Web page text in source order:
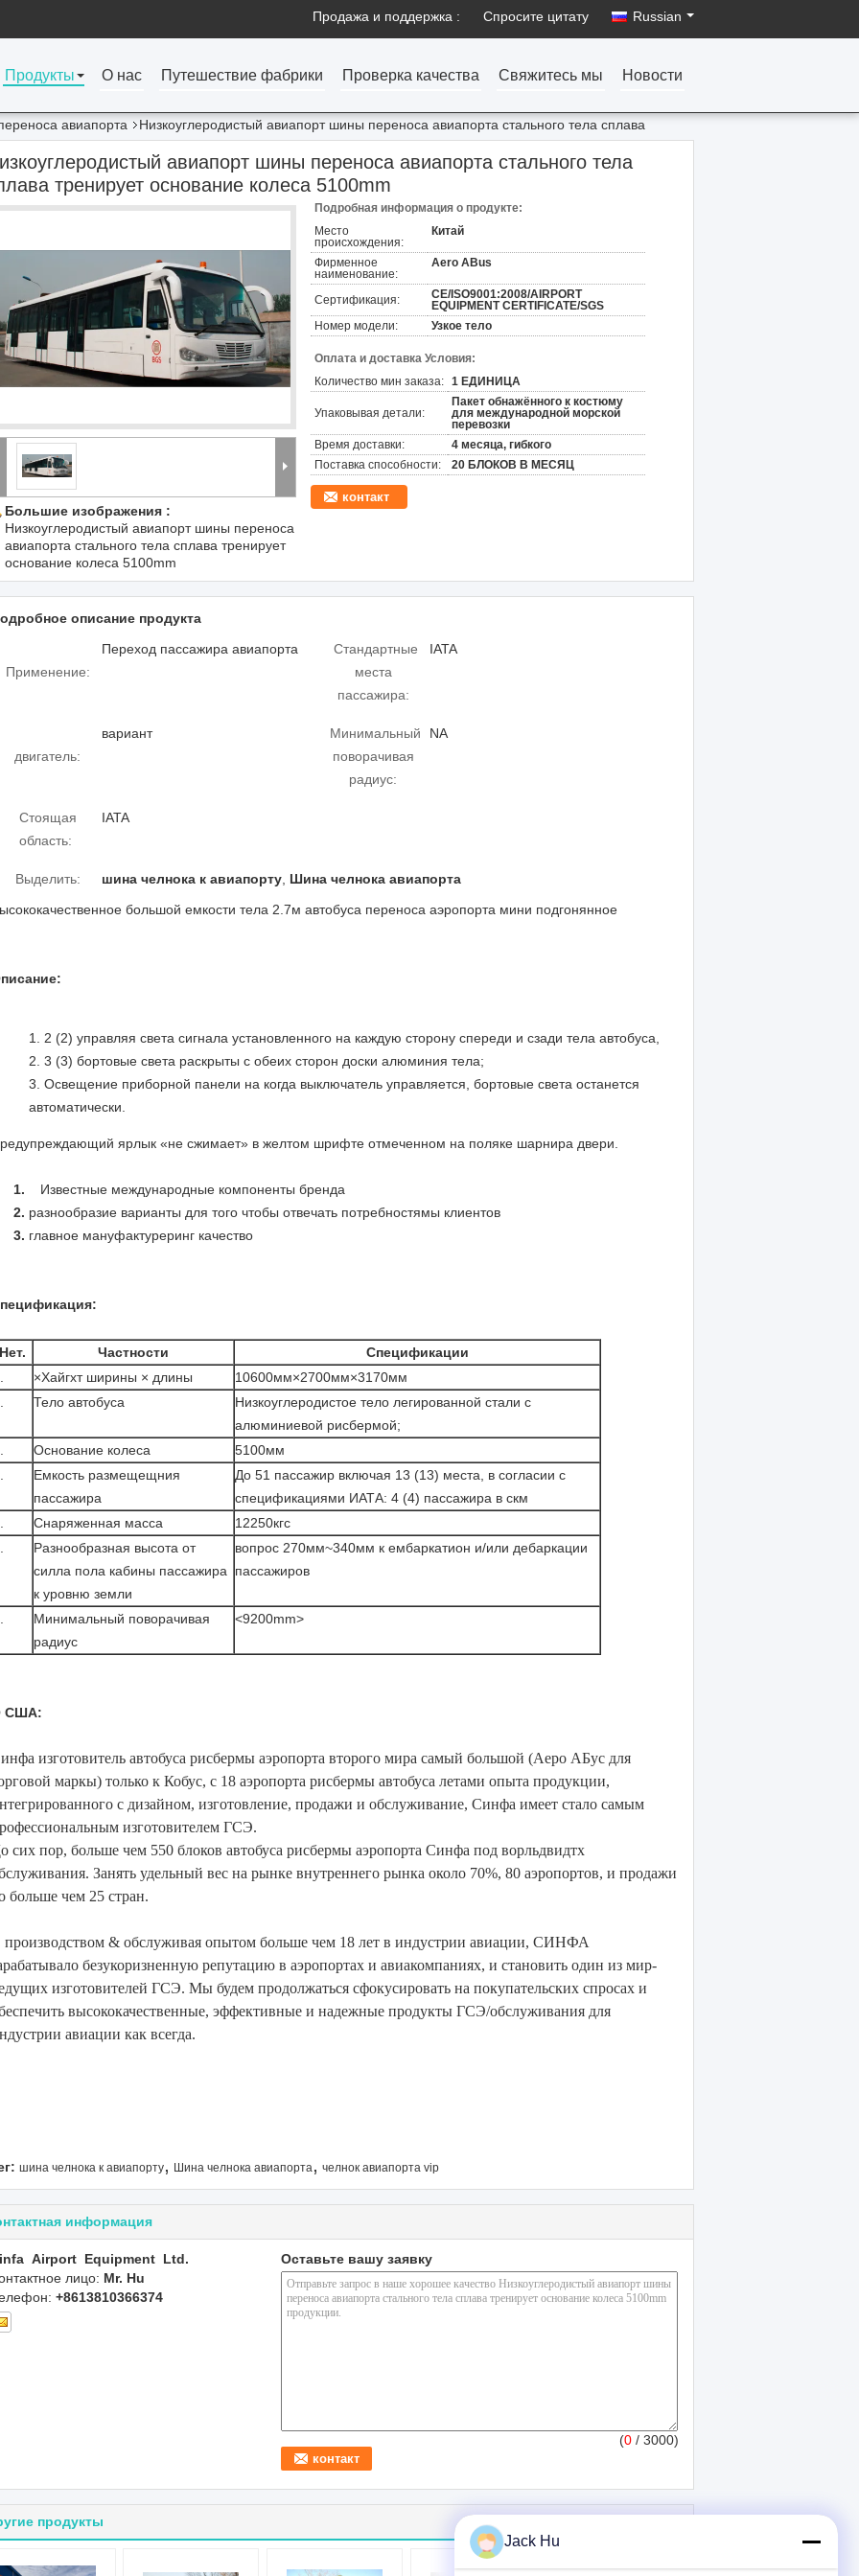
Продажа и поддержка : Спросите цитату Russian
Продукты О нас Путешествие фабрики Проверка качества Свяжитесь мы Новости
авиапорта
Низкоуглеродистый авиапорт шины переноса авиапорта стального тела сплава
авиапорт шины переноса авиапорта стального тела
тренирует основание колеса 5100mm
Большие изображения :
Низкоуглеродистый авиапорт шины переноса
авиапорта стального тела сплава тренирует
основание колеса 5100mm
Подробная информация о продукте:
Место
происхождения:
Китай
Фирменное
наименование:
Aero ABus
Сертификация:
CE/ISO9001:2008/AIRPORT
EQUIPMENT CERTIFICATE/SGS
Номер модели:
Узкое тело
Оплата и доставка Условия:
Количество мин заказа: 1 ЕДИНИЦА
Упаковывая детали:
Пакет обнажённого к костюму
для международной морской
перевозки
Время доставки:
4 месяца, гибкого
Поставка способности:
20 БЛОКОВ В МЕСЯЦ
контакт
описание продукта
Применение:
Переход пассажира авиапорта
Стандартные
места
пассажира:
IATA
двигатель:
вариант
Минимальный
поворачивая
радиус:
NA
Стоящая
область:
IATA
Выделить: шина челнока к авиапорту Шина челнока авиапорта
большой емкости тела 2.7м автобуса переноса аэропорта мини подгонянное
2 (2) управляя света сигнала установленного на каждую сторону спереди и сзади тела автобуса,
3 (3) бортовые света раскрыты с обеих сторон доски алюминия тела;
Освещение приборной панели на когда выключатель управляется, бортовые света останется
автоматически.
ярлык «не сжимает» в желтом шрифте отмеченном на поляке шарнира двери.
1.
Известные международные компоненты бренда
2. разнообразие варианты для того чтобы отвечать потребностямы клиентов
3. главное мануфактуреринг качество
Нет. Частности
Спецификации
×Хайгхт ширины × длины
10600мм×2700мм×3170мм
Тело автобуса
Низкоуглеродистое тело легированной стали с
алюминиевой рисбермой;
Основание колеса
5100мм
Емкость размещещния
пассажира
До 51 пассажир включая 13 (13) места, в согласии с
спецификациями ИАТА: 4 (4) пассажира в скм
Снаряженная масса
12250кгс
Разнообразная высота от
силла пола кабины пассажира
к уровню земли
вопрос 270мм~340мм к ембаркатион и/или дебаркации
пассажиров
Минимальный поворачивая
радиус
<9200mm>
США:
изготовитель автобуса рисбермы аэропорта второго мира самый большой (Аеро АБус для
маркы) только к Кобус, с 18 аэропорта рисбермы автобуса летами опыта продукции,
с дизайном, изготовление, продажи и обслуживание, Синфа имеет стало самым
изготовителем ГСЭ.
сих пор, больше чем 550 блоков автобуса рисбермы аэропорта Синфа под ворльдвидтх
Занять удельный вес на рынке внутреннего рынка около 70%, 80 аэропортов, и продажи
больше чем 25 стран.
& обслуживая опытом больше чем 18 лет в индустрии авиации, СИНФА
безукоризненную репутацию в аэропортах и авиакомпаниях, и становить один из мир-
изготовителей ГСЭ. Мы будем продолжаться сфокусировать на покупательских спросах и
высококачественные, эффективные и надежные продукты ГСЭ/обслуживания для
авиации как всегда.
шина челнока к авиапорту, Шина челнока авиапорта, челнок авиапорта vip
информация
Airport Equipment Ltd.
лицо: Mr. Hu
+8613810366374
Оставьте вашу заявку
(0 / 3000)
продукты
Jack Hu